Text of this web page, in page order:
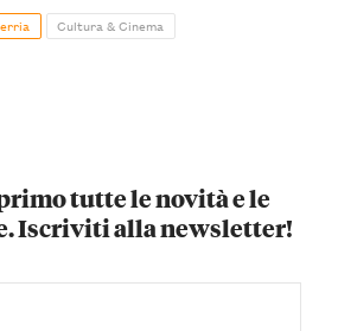
Cultura & Cinema
tutte le novità e le
Iscriviti alla newsletter!